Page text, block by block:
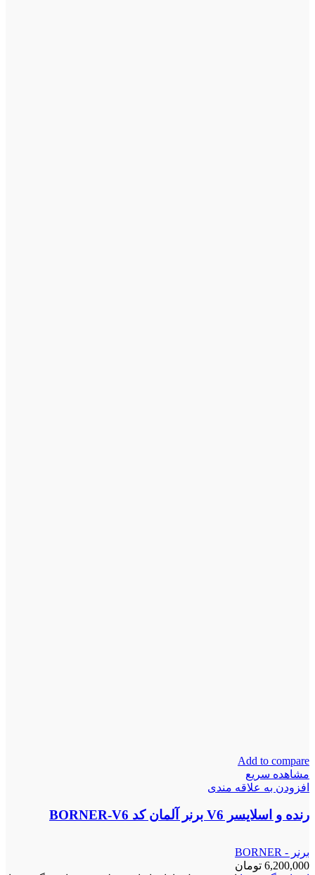
Add to compare
مشاهده سریع
افزودن به علاقه مندی
رنده و اسلایسر V6 برنر آلمان کد BORNER-V6
برنر - BORNER
6,200,000 تومان